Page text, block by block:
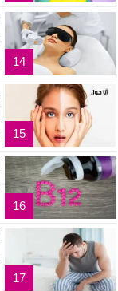
14
15
16
17